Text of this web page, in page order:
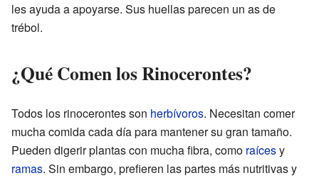
les ayuda a apoyarse. Sus huellas parecen un as de
trébol.
¿Qué Comen los Rinocerontes?
Todos los rinocerontes son herbívoros. Necesitan comer
mucha comida cada día para mantener su gran tamaño.
Pueden digerir plantas con mucha fibra, como raícesy
ramas. Sin embargo, prefieren las partes más nutritivas y